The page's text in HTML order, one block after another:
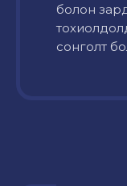
болон
сонголт